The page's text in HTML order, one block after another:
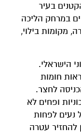
בעיר
במרחק הליכה
מקומות בילוי,
הישראלי.
חומות
לחצר.
ופחים לא
נעים לפחות
להחזיר עטרה